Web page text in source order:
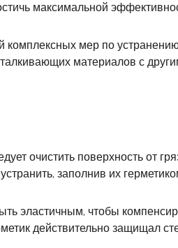
максимальной
мер по
материалов с
очистить поверхность от
заполнив их
эластичным, чтобы
действительно защищал